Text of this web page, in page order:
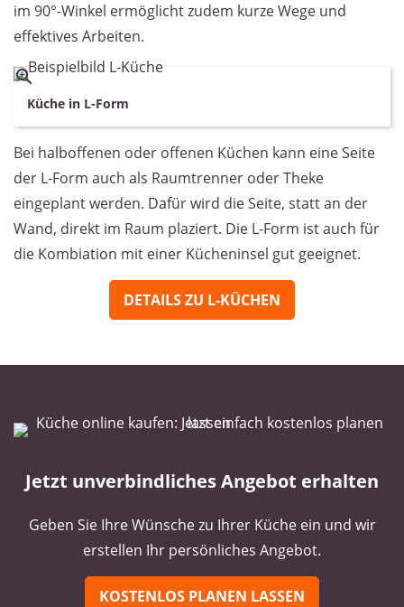
im 90°-Winkel ermöglicht zudem kurze Wege und
effektives Arbeiten.
Küche in L-Form
Bei halboffenen oder offenen Küchen kann eine Seite
der L-Form auch als Raumtrenner oder Theke
eingeplant werden. Dafür wird die Seite, statt an der
Wand, direkt im Raum plaziert. Die L-Form ist auch für
die Kombiation mit einer Kücheninsel gut geeignet.
DETAILS ZU L-KÜCHEN
Jetzt unverbindliches Angebot erhalten
Geben Sie Ihre Wünsche zu Ihrer Küche ein und wir
erstellen Ihr persönliches Angebot.
KOSTENLOS PLANEN LASSEN